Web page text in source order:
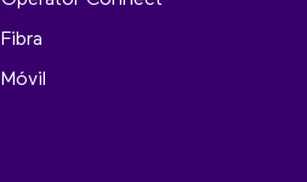
Fibra
Móvil